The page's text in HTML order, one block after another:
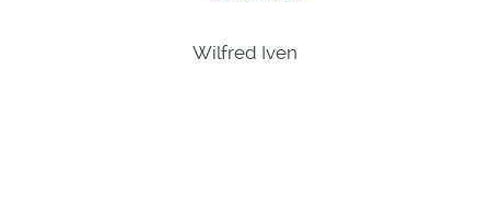
Wilfred Iven